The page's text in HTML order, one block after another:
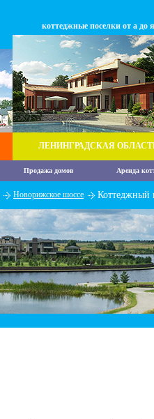
коттеджные поселки от а до я
ЛЕНИНГРАДСКАЯ
Продажа домов Аренда
Новорижское шоссе Коттеджный